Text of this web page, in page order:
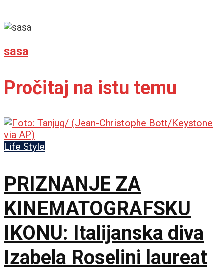
sasa
Pročitaj na istu temu
Life Style
PRIZNANJE ZA
KINEMATOGRAFSKU
IKONU: Italijanska diva
Izabela Roselini laureat